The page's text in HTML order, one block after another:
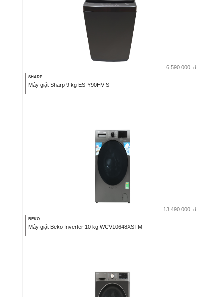
6.590.000 đ
SHARP
Máy giặt Sharp 9 kg ES-Y90HV-S
13.490.000 đ
BEKO
Máy giặt Beko Inverter 10 kg WCV10648XSTM